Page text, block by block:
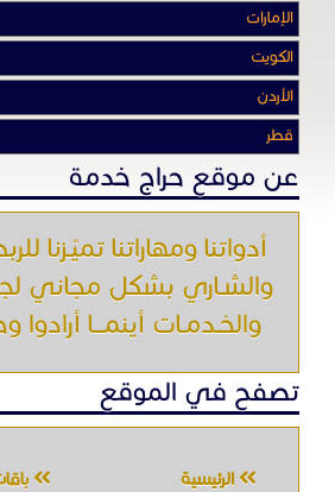
عن موقع حراج خدمة
أدواتنا ومهاراتنا تميّـزنا
والشـاري بشكل مجاني
والخـدمـات أينمـــا أرادوا
تصفح في الموقع
الرئيسية